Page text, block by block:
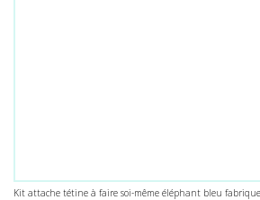
Kit attache tétine à faire soi-même éléphant bleu